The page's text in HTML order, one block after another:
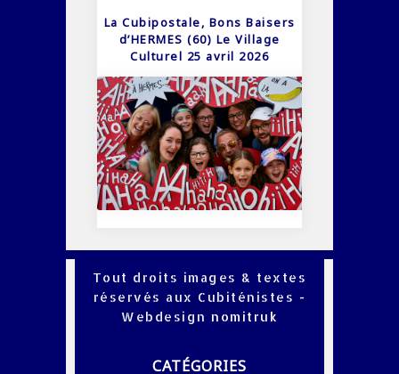
La Cubipostale, Bons Baisers
d’HERMES (60) Le Village
Culturel 25 avril 2026
Tout droits images & textes
réservés aux Cubiténistes -
Webdesign nomitruk
CATÉGORIES